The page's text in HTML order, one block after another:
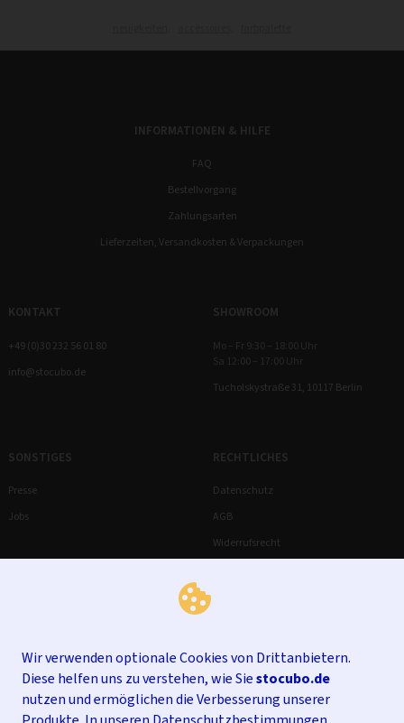
Wir verwenden optionale Cookies von Drittanbietern.
Diese helfen uns zu verstehen, wie Siestocubo.de
nutzen und ermöglichen die Verbesserung unserer
INFORMATIONEN & HILFE
FAQ
Bestellvorgang
Zahlungsarten
Lieferzeiten, Versandkosten & Verpackungen
KONTAKT
+49 (0)30 232 56 01 80
info@stocubo.de
SHOWROOM
Mo – Fr 9:30 – 18:00 Uhr
Sa 12:00 – 17:00 Uhr
Tucholskystraße 31, 10117 Berlin
SONSTIGES
Presse
Jobs
RECHTLICHES
Datenschutz
AGB
Widerrufsrecht